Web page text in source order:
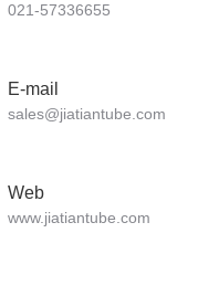
021-57336655
E-mail
sales@jiatiantube.com
Web
www.jiatiantube.com